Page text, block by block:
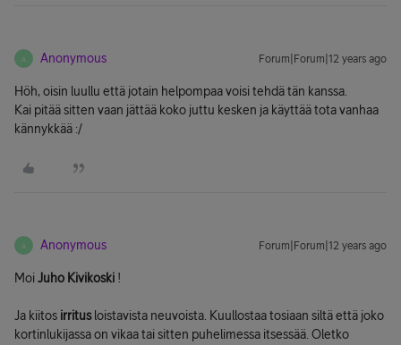
A Anonymous Forum|Forum|12 years ago
Höh, oisin luullu että jotain helpompaa voisi tehdä tän kanssa.
Kai pitää sitten vaan jättää koko juttu kesken ja käyttää tota vanhaa
kännykkää :/
A Anonymous Forum|Forum|12 years ago
MoiJuho Kivikoski !
Ja kiitos irritusloistavista neuvoista. Kuullostaa tosiaan siltä että joko
kortinlukijassa on vikaa tai sitten puhelimessa itsessää. Oletko